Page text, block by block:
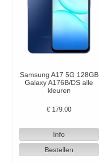
Samsung A17 5G 128GB
Galaxy A176B/DS alle
kleuren
€ 179.00